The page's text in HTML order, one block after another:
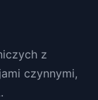
z
czynnymi,